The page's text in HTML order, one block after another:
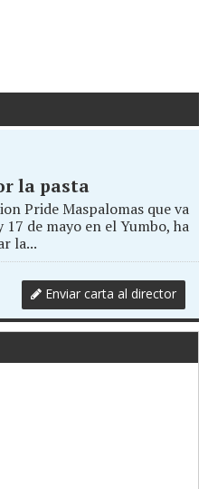
la pasta
Pride Maspalomas que va
de mayo en el Yumbo, ha
la...
Enviar carta al director